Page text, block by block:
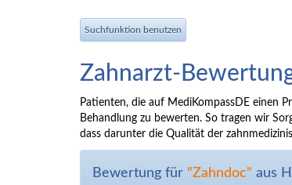
Suchfunktion benutzen
Zahnarzt-
Patienten, die auf MediKompassDE einen
Behandlung zu bewerten. So tragen wir
dass darunter die Qualität der
Bewertung für "Zahndoc" aus